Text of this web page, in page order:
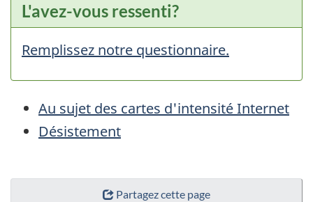
L'avez-vous ressenti?
Remplissez notre questionnaire.
Au sujet des cartes d'intensité Internet
Désistement
"Détails
Partagez cette page